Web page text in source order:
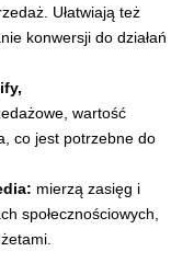
Ułatwiają też
konwersji do działań
wartość
co jest potrzebne do
mierzą zasięg i
społecznościowych,